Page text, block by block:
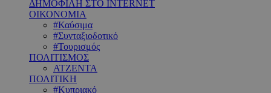
ΔΗΜΟΦΙΛΗ ΣΤΟ INTERNET
ΟΙΚΟΝΟΜΙΑ
#Καύσιμα
#Συνταξιοδοτικό
#Τουρισμός
ΠΟΛΙΤΙΣΜΟΣ
ΑΤΖΕΝΤΑ
ΠΟΛΙΤΙΚΗ
#Κυπριακό